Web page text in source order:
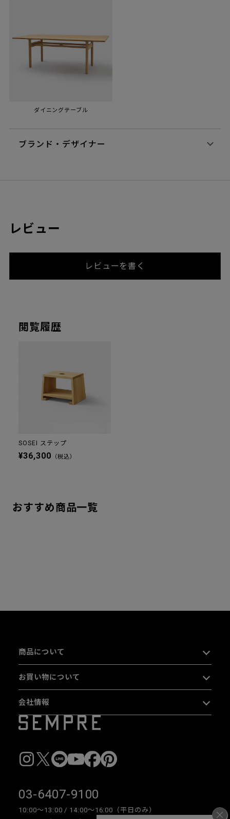
ダイニングテーブル
ブランド・デザイナー
レビュー
レビューを書く
閲覧履歴
SOSEI ステップ
¥36,300 （税込）
おすすめ商品一覧
商品について
お買い物について
会社情報
03-6407-9100
10:00〜13:00 / 14:00〜16:00（平日のみ）